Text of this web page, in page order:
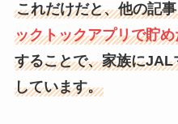
これだけだと、他の記
ックトックアプリで貯
することで、家族に
しています。